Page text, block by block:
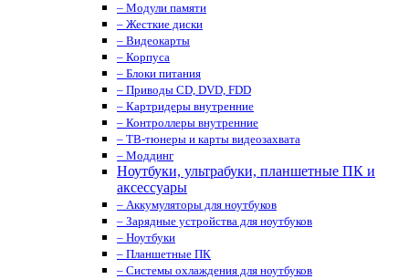
– Модули памяти
– Жесткие диски
– Видеокарты
– Корпуса
– Блоки питания
– Приводы CD, DVD, FDD
– Картридеры внутренние
– Контроллеры внутренние
– ТВ-тюнеры и карты видеозахвата
– Моддинг
Ноутбуки, ультрабуки, планшетные ПК и
аксессуары
– Аккумуляторы для ноутбуков
– Зарядные устройства для ноутбуков
– Ноутбуки
– Планшетные ПК
– Системы охлаждения для ноутбуков